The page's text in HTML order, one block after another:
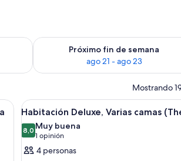
fin de semana ago 14 - ago 16
Próximo fin de semana
ago 21 - ago 23
Consulta la disponibilidad para el
Mostrando
puerta abierta.
dos sofás, una mesa de centro y una alfombra.
Ver
todas
las
fotos
Una
5
Habitación Deluxe, Varias camas
8,08,0 de 10
Muy buena
1 opinión
(1
opinión)
4 personas